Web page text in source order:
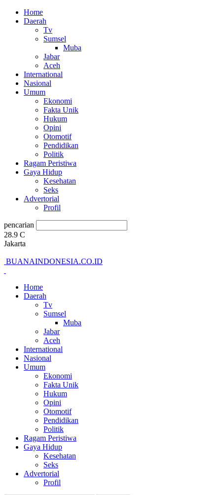
Home
Daerah
Tv
Sumsel
Muba
Jabar
Aceh
International
Nasional
Umum
Ekonomi
Fakta Unik
Hukum
Opini
Otomotif
Pendidikan
Politik
Ragam Peristiwa
Gaya Hidup
Kesehatan
Seks
Advertorial
Profil
pencarian
28.9 C
Jakarta
BUANAINDONESIA.CO.ID
Home
Daerah
Tv
Sumsel
Muba
Jabar
Aceh
International
Nasional
Umum
Ekonomi
Fakta Unik
Hukum
Opini
Otomotif
Pendidikan
Politik
Ragam Peristiwa
Gaya Hidup
Kesehatan
Seks
Advertorial
Profil